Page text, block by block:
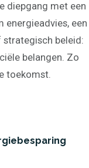
bedrijven
en
gebouwen
diepgang met een
energieadvies, een
strategisch beleid:
belangen. Zo
toekomst.